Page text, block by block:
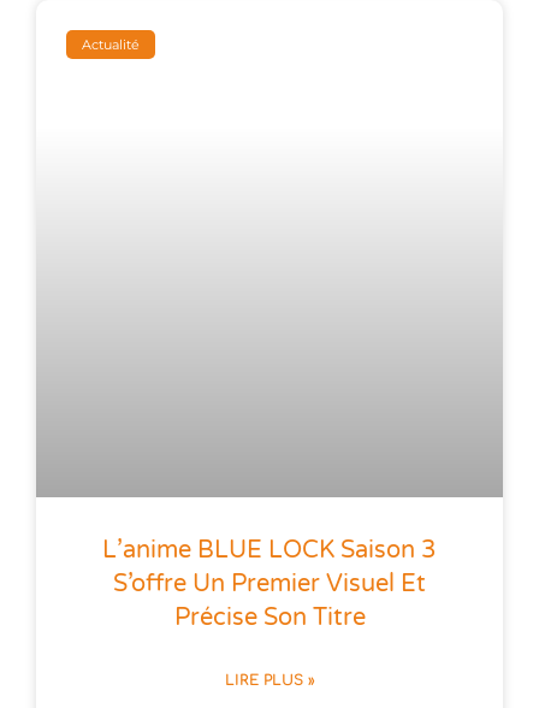
Actualité
L’anime BLUE LOCK Saison 3
S’offre Un Premier Visuel Et
Précise Son Titre
LIRE PLUS »